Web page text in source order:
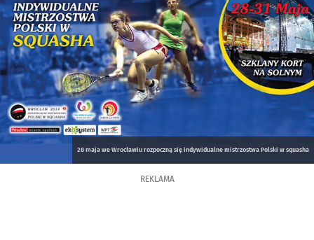
28 maja we Wrocławiu rozpoczną się indywidualne mistrzostwa Polski w squasha
REKLAMA